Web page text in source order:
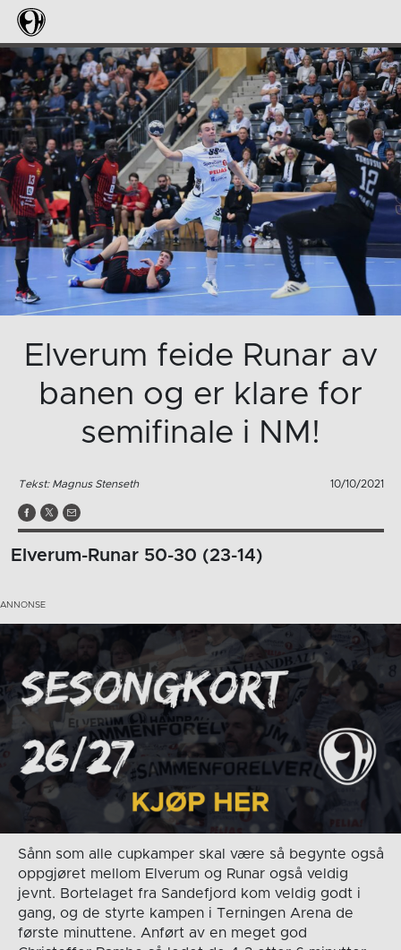
Elverum feide Runar av
banen og er klare for
semifinale i NM!
Tekst: Magnus Stenseth 10/10/2021
Elverum-Runar 50-30 (23-14)
Sånn som alle cupkamper skal være så begynte også
oppgjøret mellom Elverum og Runar også veldig
jevnt. Bortelaget fra Sandefjord kom veldig godt i
gang, og de styrte kampen i Terningen Arena de
første minuttene. Anført av en meget god